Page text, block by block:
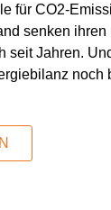
für CO2-
senken ihren
seit Jahren.
noch